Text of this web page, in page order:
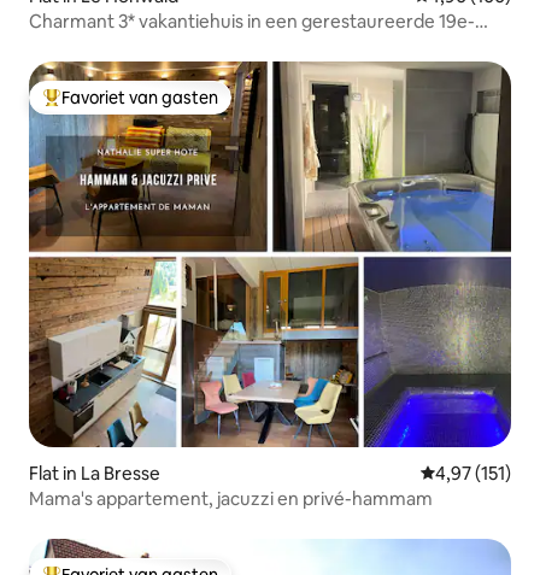
Charmant 3* vakantiehuis in een gerestaureerde 19e-
Topfavoriet van gasten
Favoriet van gasten
Flat in La Bresse Gemiddelde
4,97 (151)
Mama's appartement, jacuzzi en privé-hammam